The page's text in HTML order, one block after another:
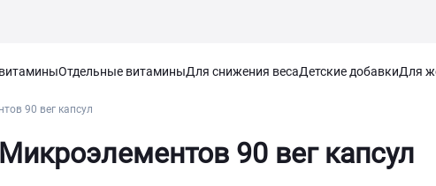
Отдельные витаминыДля снижения весаДетские добавкиДля
90 вег капсул
90 вег капсул